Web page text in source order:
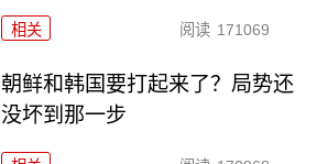
相关 阅读 171069
朝鲜和韩国要打起来了？局势还
没坏到那一步